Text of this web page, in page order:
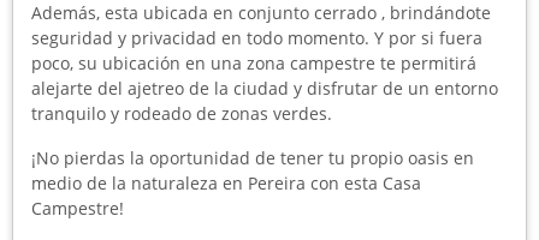
Además, esta ubicada en conjunto cerrado , brindándote
seguridad y privacidad en todo momento. Y por si fuera
poco, su ubicación en una zona campestre te permitirá
alejarte del ajetreo de la ciudad y disfrutar de un entorno
tranquilo y rodeado de zonas verdes.
¡No pierdas la oportunidad de tener tu propio oasis en
medio de la naturaleza en Pereira con esta Casa
Campestre!